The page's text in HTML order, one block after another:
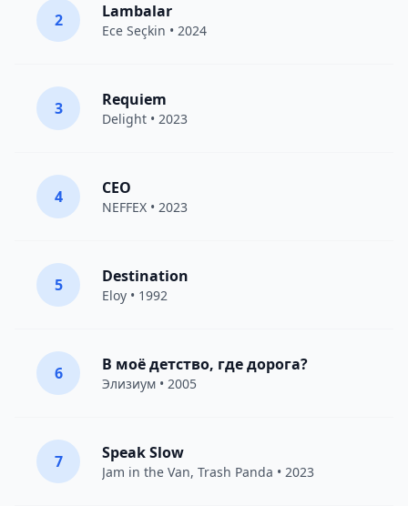
2 Lambalar
Ece Seçkin • 2024
3 Requiem
Delight • 2023
4 CEO
NEFFEX • 2023
5 Destination
Eloy • 1992
6 В моё детство, где дорога?
Элизиум • 2005
7 Speak Slow
Jam in the Van, Trash Panda • 2023